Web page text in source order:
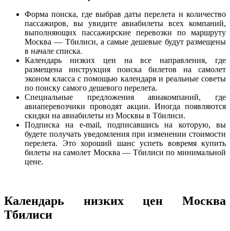
Форма поиска, где выбрав даты перелета и количество
пассажиров, вы увидите авиабилеты всех компаний,
выполняющих пассажирские перевозки по маршруту
Москва — Тбилиси, а самые дешевые будут размещены
в начале списка.
Календарь низких цен на все направления, где
размещена инструкция поиска билетов на самолет
эконом класса с помощью календаря и реальные советы
по поиску самого дешевого перелета.
Специальные предложения авиакомпаний, где
авиаперевозчики проводят акции. Иногда появляются
скидки на авиабилеты из Москвы в Тбилиси.
Подписка на e-mail, подписавшись на которую, вы
будете получать уведомления при изменении стоимости
перелета. Это хороший шанс успеть вовремя купить
билеты на самолет Москва — Тбилиси по минимальной
цене.
Календарь низких цен Москва
Тбилиси